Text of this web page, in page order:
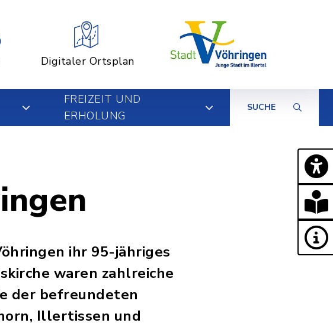
Digitaler Ortsplan
FREIZEIT UND
ERHOLUNG
SUCHE
ihr 95-jähriges
waren zahlreiche
der befreundeten
Illertissen und